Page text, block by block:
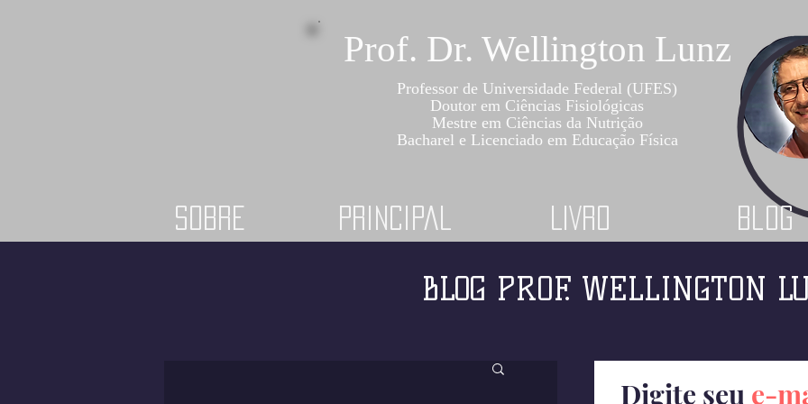
Prof. Dr. Wellington Lunz
Professor de Universidade Federal (UFES)
Doutor em Ciências Fisiológicas
Mestre em Ciências da Nutrição
Bacharel e Licenciado em Educação Física
Sobre Principal LIVRO Blog
BLOG PROF. WELLINGTON
Digite seu e-